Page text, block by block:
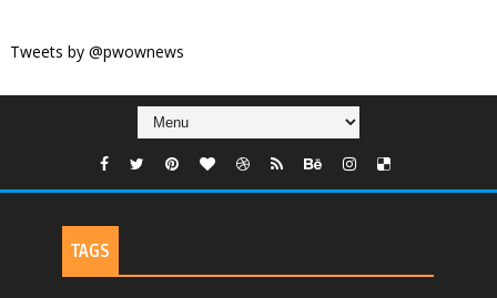
Tweets by @pwownews
TAGS